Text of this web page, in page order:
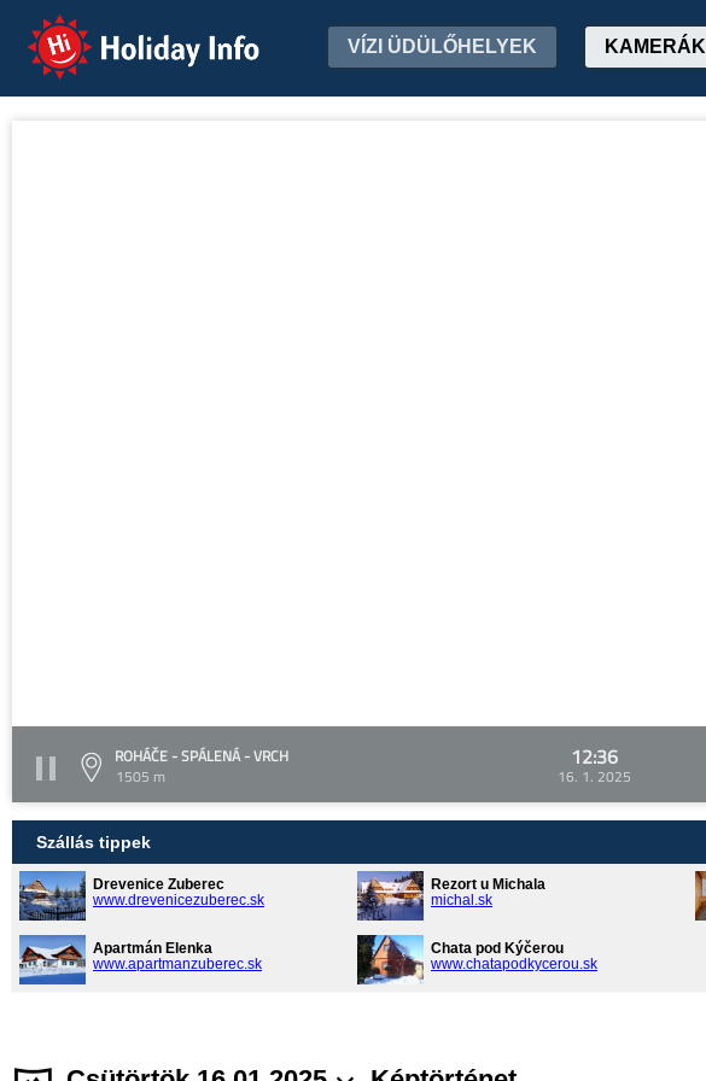
Holiday Info VÍZI ÜDÜLŐHELYEK KAMERÁK
ROHÁČE - SPÁLENÁ - VRCH
1505 m
12:36
16. 1. 2025
Szállás tippek
Drevenice Zuberec
www.drevenicezuberec.sk
Rezort u Michala
michal.sk
Apartmán Elenka
www.apartmanzuberec.sk
Chata pod Kýčerou
www.chatapodkycerou.sk